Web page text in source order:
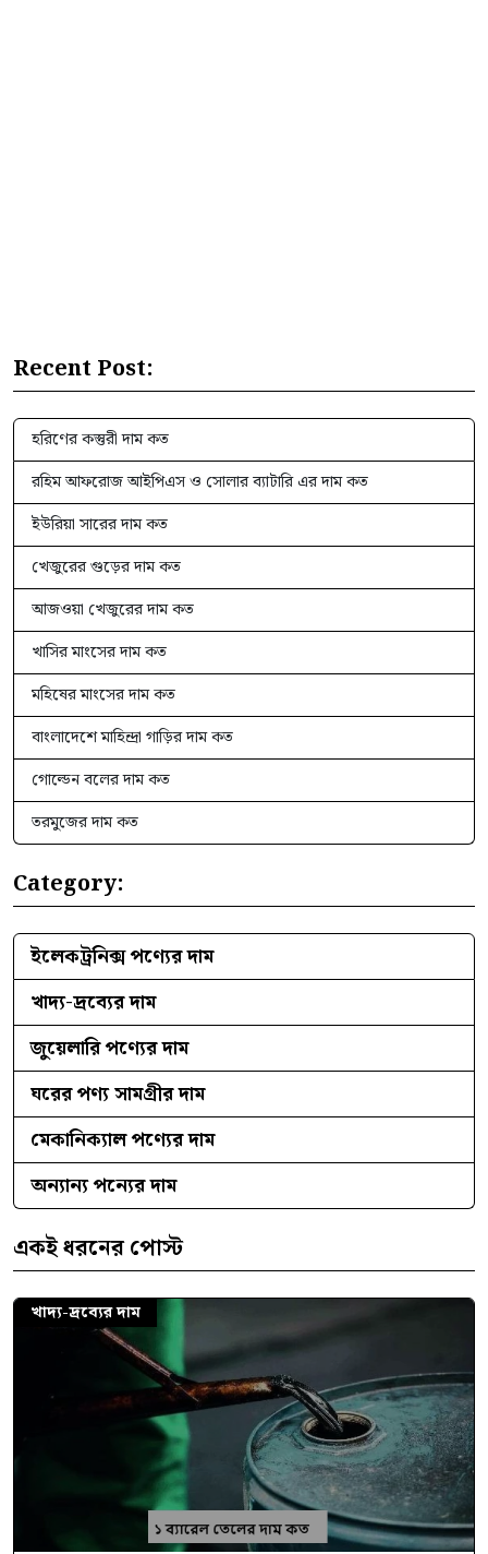
Recent Post:
হরিণের কস্তুরী দাম কত
রহিম আফরোজ আইপিএস ও সোলার ব্যাটারি এর দাম কত
ইউরিয়া সারের দাম কত
খেজুরের গুড়ের দাম কত
আজওয়া খেজুরের দাম কত
খাসির মাংসের দাম কত
মহিষের মাংসের দাম কত
বাংলাদেশে মাহিন্দ্রা গাড়ির দাম কত
গোল্ডেন বলের দাম কত
তরমুজের দাম কত
Category:
ইলেকট্রনিক্স পণ্যের দাম
খাদ্য-দ্রব্যের দাম
জুয়েলারি পণ্যের দাম
ঘরের পণ্য সামগ্রীর দাম
মেকানিক্যাল পণ্যের দাম
অন্যান্য পন্যের দাম
একই ধরনের পোস্ট
খাদ্য-দ্রব্যের দাম